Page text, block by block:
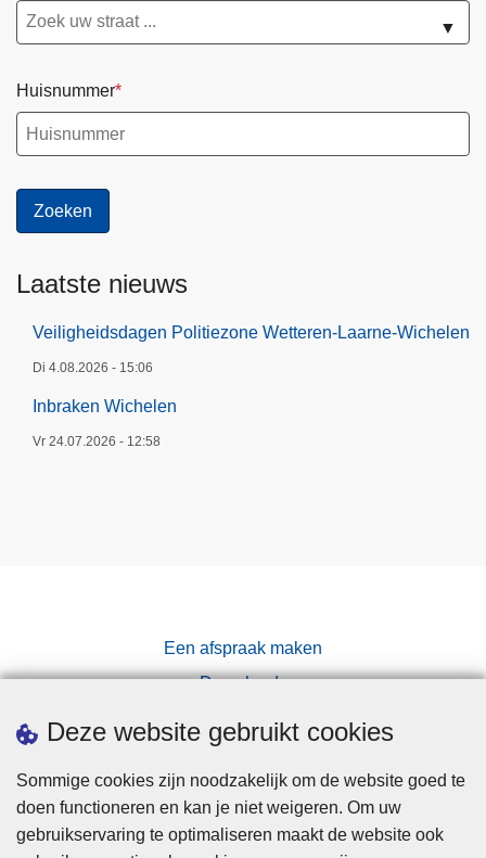
Deze website gebruikt cookies
Sommige cookies zijn noodzakelijk om de website goed te
doen functioneren en kan je niet weigeren. Om uw
gebruikservaring te optimaliseren maakt de website ook
▼
Huisnummer
Laatste nieuws
Veiligheidsdagen Politiezone Wetteren-Laarne-Wichelen
Di 4.08.2026 - 15:06
Inbraken Wichelen
Vr 24.07.2026 - 12:58
Een afspraak maken
Downloads
Pers